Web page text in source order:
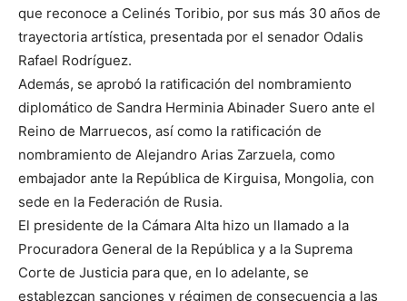
que reconoce a Celinés Toribio, por sus más 30 años de
trayectoria artística, presentada por el senador Odalis
Rafael Rodríguez.
Además, se aprobó la ratificación del nombramiento
diplomático de Sandra Herminia Abinader Suero ante el
Reino de Marruecos, así como la ratificación de
nombramiento de Alejandro Arias Zarzuela, como
embajador ante la República de Kirguisa, Mongolia, con
sede en la Federación de Rusia.
El presidente de la Cámara Alta hizo un llamado a la
Procuradora General de la República y a la Suprema
Corte de Justicia para que, en lo adelante, se
establezcan sanciones y régimen de consecuencia a las